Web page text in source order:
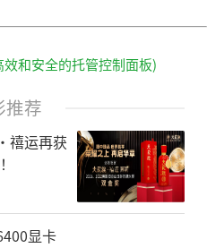
和安全的托管控制面板)
推荐
禧运再获
显卡